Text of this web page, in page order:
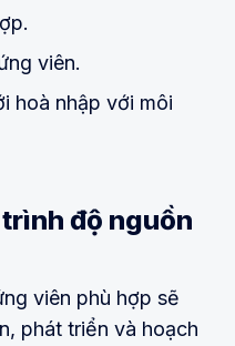
viên.
hoà nhập với môi
độ nguồn
viên phù hợp sẽ
phát triển và hoạch